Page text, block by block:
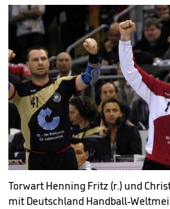
Torwart Henning Fritz (r.) und
mit Deutschland Handball-